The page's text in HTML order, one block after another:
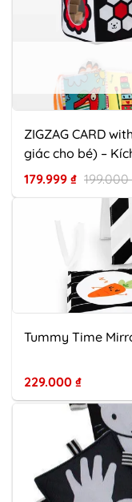
ZIGZAG CARD
giác cho bé) –
Tháng Đầu Đời
179.999 ₫ 199.000
Tummy Time
229.000 ₫